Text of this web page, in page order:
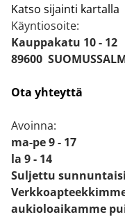
Katso sijainti kartalla
Käyntiosoite:
Kauppakatu 10 - 12
89600
Ota yhteyttä
Avoinna:
ma-pe 9 - 17
la 9 - 14
Suljettu
aukioloaikamme